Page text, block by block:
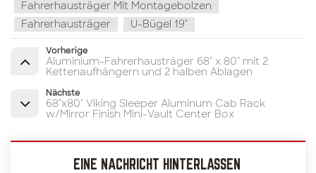
Fahrerhausträger Mit Montagebolzen
Fahrerhausträger
U-Bügel 19"
Vorherige
Aluminium-Fahrerhausträger 68" x 80" mit 2
Kettenaufhängern und 2 halben Ablagen
Nächste
68"x80" Viking Sleeper Aluminum Cab Rack
w/Mirror Finish Mini-Vault Center Box
EINE NACHRICHT HINTERLASSEN